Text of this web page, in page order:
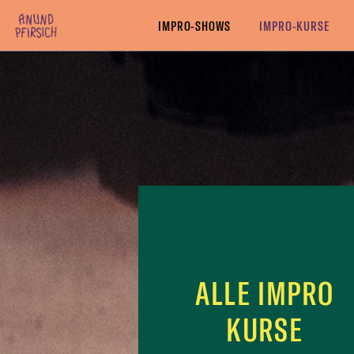
Zum Inhalt springen
IMPRO-SHOWS IMPRO-KURSE
ALLE IMPRO KURSE IMPRO BASIC-KURSE
ALLE IMPRO
KURSE